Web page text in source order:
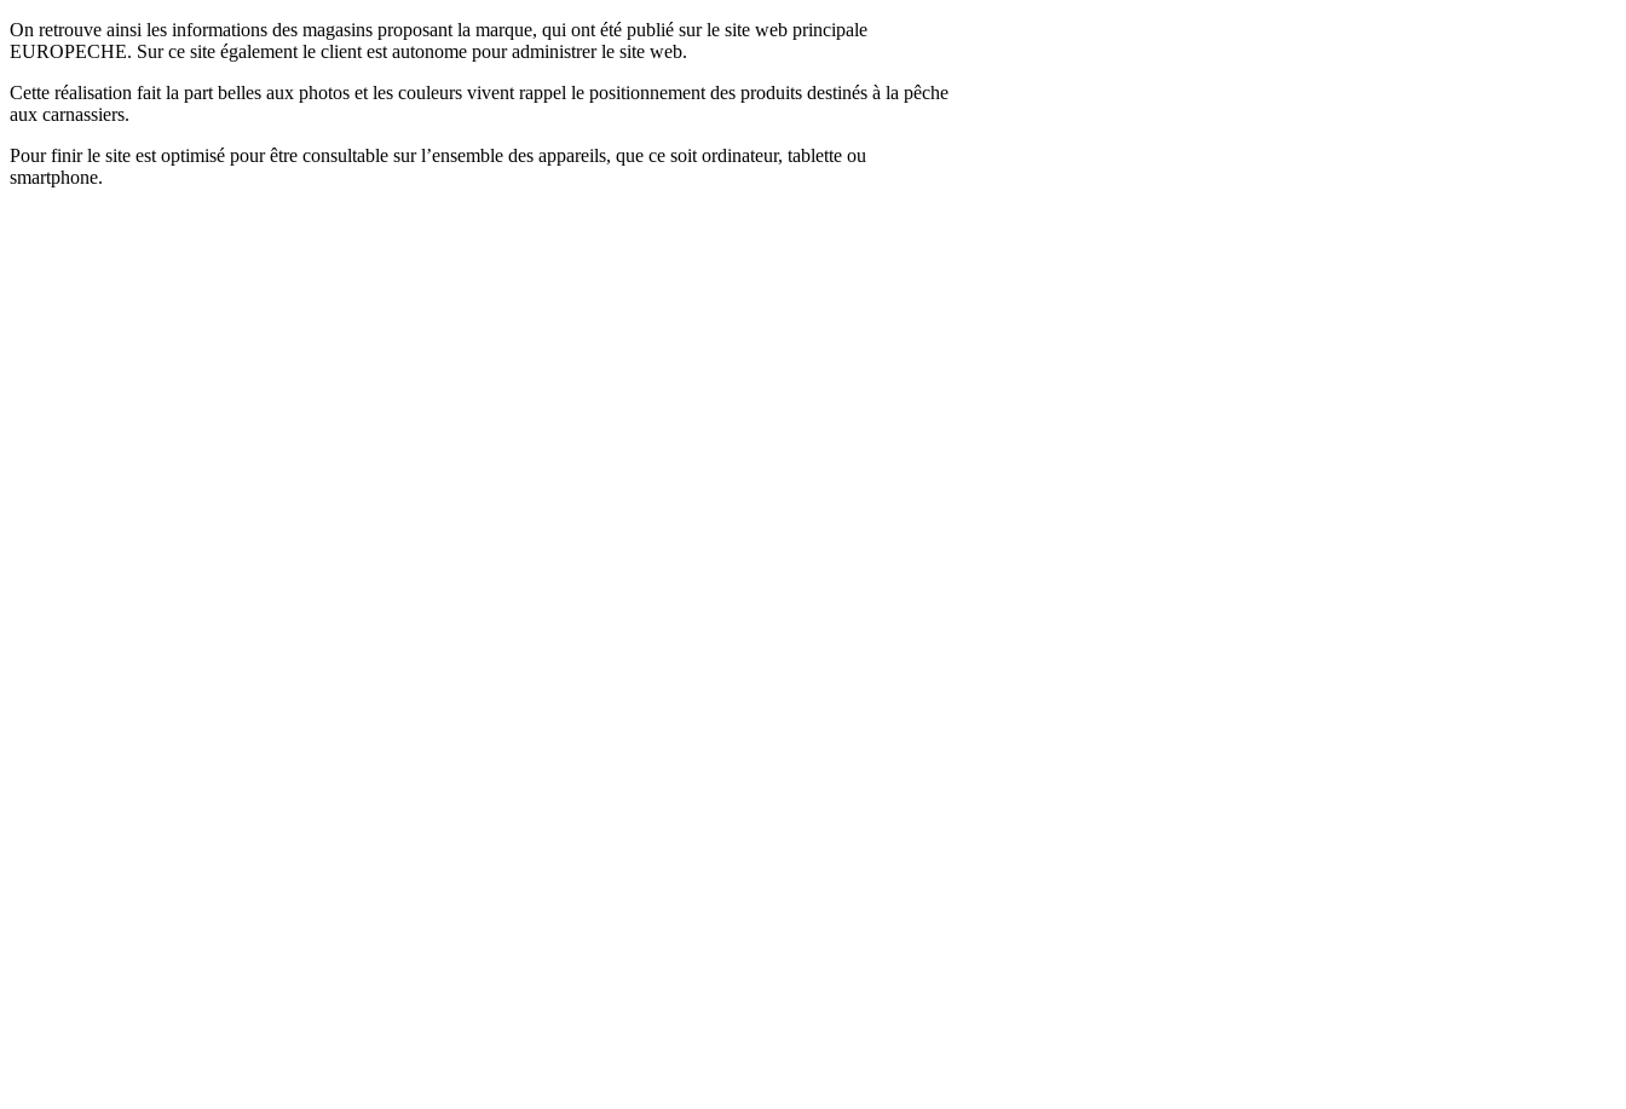
On retrouve ainsi les informations des magasins proposant la marque, qui ont été publié sur le site web principale
EUROPECHE. Sur ce site également le client est autonome pour administrer le site web.
Cette réalisation fait la part belles aux photos et les couleurs vivent rappel le positionnement des produits destinés à la pêche
aux carnassiers.
Pour finir le site est optimisé pour être consultable sur l’ensemble des appareils, que ce soit ordinateur, tablette ou
smartphone.